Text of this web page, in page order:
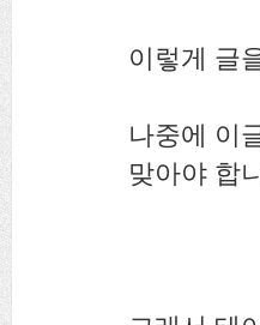
이렇게 글
나중에 이
맞아야 합